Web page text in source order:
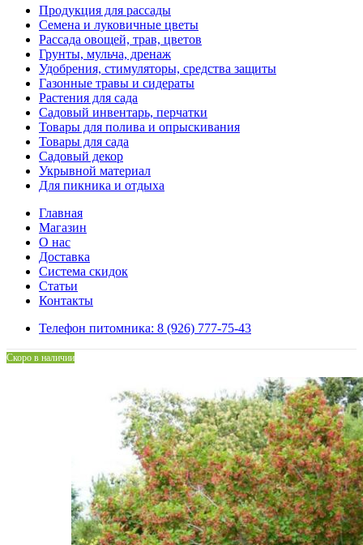
Продукция для рассады
Семена и луковичные цветы
Рассада овощей, трав, цветов
Грунты, мульча, дренаж
Удобрения, стимуляторы, средства защиты
Газонные травы и сидераты
Растения для сада
Садовый инвентарь, перчатки
Товары для полива и опрыскивания
Товары для сада
Садовый декор
Укрывной материал
Для пикника и отдыха
Главная
Магазин
О нас
Доставка
Система скидок
Статьи
Контакты
Телефон питомника: 8 (926) 777-75-43
Скоро в наличии